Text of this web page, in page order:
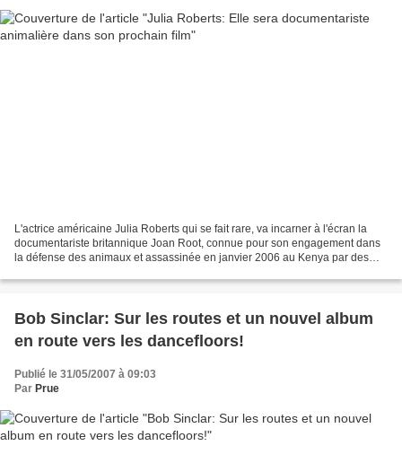
L'actrice américaine Julia Roberts qui se fait rare, va incarner à l'écran la
documentariste britannique Joan Root, connue pour son engagement dans
la défense des animaux et assassinée en janvier 2006 au Kenya par des
Bob Sinclar: Sur les routes et un nouvel album
en route vers les dancefloors!
Publié le 31/05/2007 à 09:03
Par Prue